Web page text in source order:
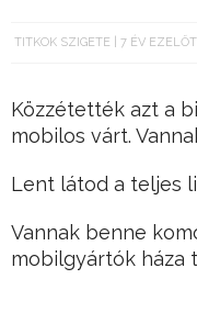
TITKOK SZIGETE 7 ÉV
Közzétették azt a
mobilos várt.
Lent látod a teljes
Vannak benne
mobilgyártók háza